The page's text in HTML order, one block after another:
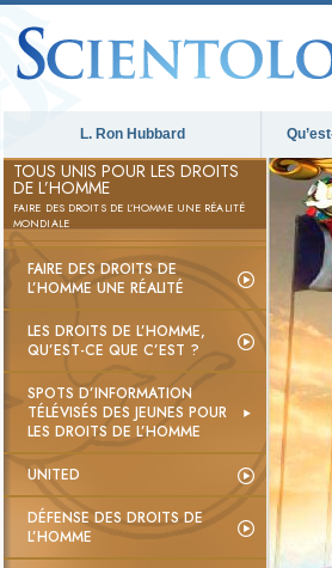
L. Ron Hubbard
TOUS UNIS POUR LES DROITS
DE L’HOMME
FAIRE DES DROITS DE L’HOMME UNE RÉALITÉ
MONDIALE
FAIRE DES DROITS DE
L’HOMME UNE RÉALITÉ
LES DROITS DE L’HOMME,
QU’EST-CE QUE C’EST ?
SPOTS D’INFORMATION
TÉLÉVISÉS DES JEUNES POUR
LES DROITS DE L’HOMME
UNITED
DÉFENSE DES DROITS DE
L’HOMME